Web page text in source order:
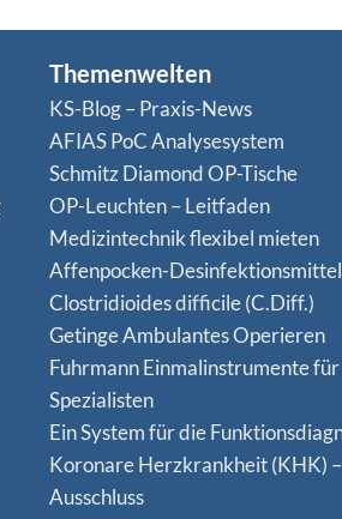
Themenwelten
KS-Blog – Praxis-News
AFIAS PoC Analysesystem
Schmitz Diamond OP-Tische
OP-Leuchten – Leitfaden
Medizintechnik flexibel mieten
Affenpocken-Desinfektionsmittel
Clostridioides difficile (C.Diff.)
Getinge Ambulantes Operieren
Fuhrmann Einmalinstrumente für
Spezialisten
Ein System für die
Koro­nare Herz­krank­heit (KHK) –
Ausschluss